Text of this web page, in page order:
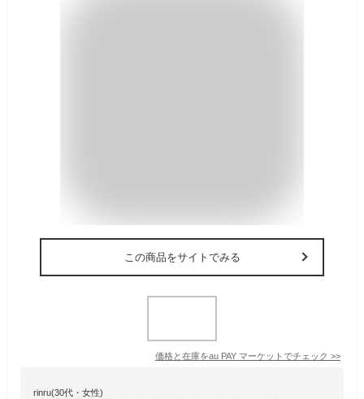
この商品をサイトでみる
価格と在庫をau PAY マーケット でチェック >>
rinru(30代・女性)